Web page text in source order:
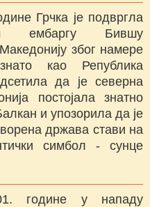
Грчка је подвргла
ембаргу Бившу
због намере
као Република
да је северна
постојала знатно
и упозорила да је
држава стави на
симбол - сунце
године у нападу